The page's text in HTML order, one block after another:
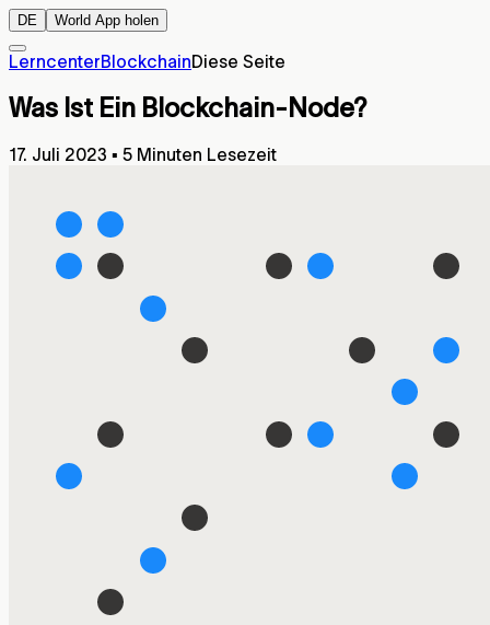
DE World App holen
LerncenterBlockchainDiese Seite
Was Ist Ein Blockchain-Node?
17. Juli 2023 ▪ 5 Minuten Lesezeit